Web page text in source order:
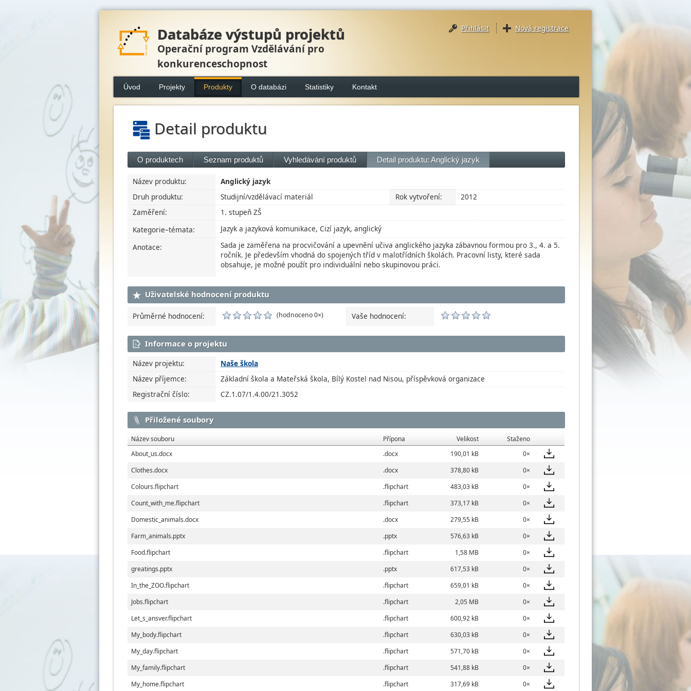
Databáze výstupů projektů
Operační program Vzdělávání pro
konkurenceschopnost
Přihlásit Nová registrace
Úvod Projekty Produkty O databázi Statistiky Kontakt
Detail produktu
O produktech Seznam produktů Vyhledávání produktů Detail produktu: Anglický jazyk
Název produktu:
Anglický jazyk
Druh produktu:
Studijní/vzdělávací materiál Rok vytvoření:
2012
Zaměření:
1. stupeň ZŠ
Kategorie–témata:
Jazyk a jazyková komunikace, Cizí jazyk, anglický
Anotace:
Sada je zaměřena na procvičování a upevnění učiva anglického jazyka zábavnou formou pro 3., 4. a 5.
ročník. Je především vhodná do spojených tříd v malotřídních školách. Pracovní listy, které sada
obsahuje, je možné použít pro individuální nebo skupinovou práci.
Uživatelské hodnocení produktu
Průměrné hodnocení: (hodnoceno 0×) Vaše hodnocení:
Informace o projektu
Název projektu:
Naše škola
Název příjemce:
Základní škola a Mateřská škola, Bílý Kostel nad Nisou, příspěvková organizace
Registrační číslo:
CZ.1.07/1.4.00/21.3052
Přiložené soubory
Název souboru Přípona Velikost
Staženo
About_us.docx
.docx 190,01 kB
0×
Clothes.docx
.docx 378,80 kB
0×
Colours.flipchart
.flipchart 483,03 kB
0×
Count_with_me.flipchart
.flipchart 373,17 kB
0×
Domestic_animals.docx
.docx 279,55 kB
0×
Farm_animals.pptx
.pptx 576,63 kB
0×
Food.flipchart
.flipchart 1,58 MB
0×
greatings.pptx
.pptx 617,53 kB
0×
In_the_ZOO.flipchart
.flipchart 659,01 kB
0×
Jobs.flipchart
.flipchart 2,05 MB
0×
Let_s_ansver.flipchart
.flipchart 600,92 kB
0×
My_body.flipchart
.flipchart 630,03 kB
0×
My_day.flipchart
.flipchart 571,70 kB
0×
My_family.flipchart
.flipchart 541,88 kB
0×
My_home.flipchart
.flipchart 317,69 kB 0×